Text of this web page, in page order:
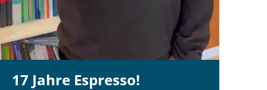
17 Jahre Espresso!